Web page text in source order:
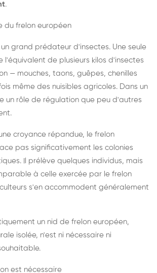
.
du frelon européen
grand prédateur d'insectes. Une seule
l'équivalent de plusieurs kilos d'insectes
— mouches, taons, guêpes, chenilles
même des nuisibles agricoles. Dans un
un rôle de régulation que peu d'autres
croyance répandue, le frelon
pas significativement les colonies
Il prélève quelques individus, mais
à celle exercée par le frelon
s'en accommodent généralement
un nid de frelon européen,
isolée, n'est ni nécessaire ni
est nécessaire